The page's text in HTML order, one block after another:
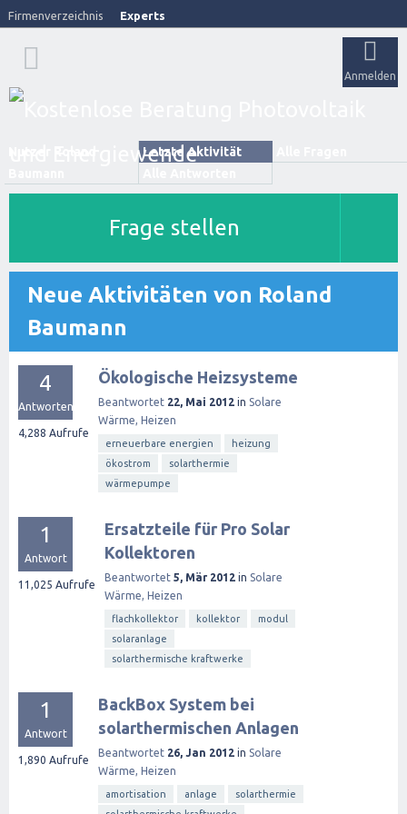
Firmenverzeichnis Experts
Anmelden
Letzte Aktivität
Frage stellen
Neue Aktivitäten von Roland
Baumann
4
Antworten
4,288 Aufrufe
Ökologische Heizsysteme
Beantwortet 22, Mai 2012 in Solare
Wärme, Heizen
erneuerbare energien
heizung
ökostrom
solarthermie
wärmepumpe
1
Antwort
11,025 Aufrufe
Ersatzteile für Pro Solar
Kollektoren
Beantwortet 5, Mär 2012 in Solare
Wärme, Heizen
flachkollektor kollektor
modul
solaranlage
solarthermische kraftwerke
1
Antwort
1,890 Aufrufe
BackBox System bei
solarthermischen Anlagen
Beantwortet 26, Jan 2012 in Solare
Wärme, Heizen
amortisation anlage
solarthermie